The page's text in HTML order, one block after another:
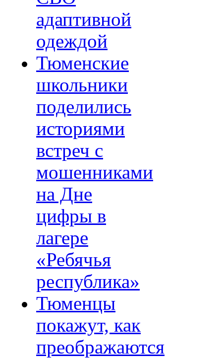
адаптивной
одеждой
Тюменские
школьники
поделились
историями
встреч с
мошенниками
на Дне
цифры в
лагере
«Ребячья
республика»
Тюменцы
покажут, как
преображаются